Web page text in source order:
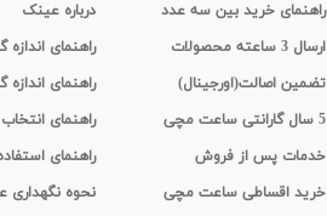
راهنمای خرید بین سه عدد
ارسال 3 ساعته محصولات
تضمین اصالت(اورجینال)
5 سال گارانتی ساعت مچی
خدمات پس از فروش
خرید اقساطی ساعت مچی
درباره عینک
راهنمای
راهنمای اندازه
راهنمای
راهنمای
نحوه نگهداری